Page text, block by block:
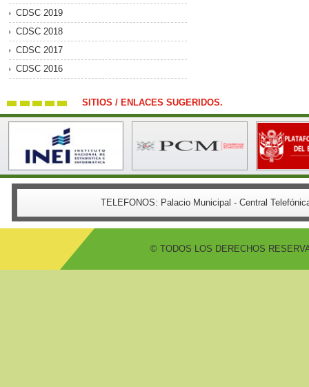
CDSC 2019
CDSC 2018
CDSC 2017
CDSC 2016
SITIOS / ENLACES SUGERIDOS.
TELEFONOS: Palacio Municipal - Central
© TODOS LOS DERECHOS